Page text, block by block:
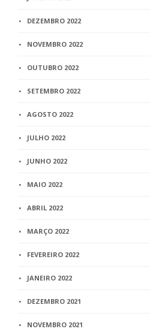
DEZEMBRO 2022
NOVEMBRO 2022
OUTUBRO 2022
SETEMBRO 2022
AGOSTO 2022
JULHO 2022
JUNHO 2022
MAIO 2022
ABRIL 2022
MARÇO 2022
FEVEREIRO 2022
JANEIRO 2022
DEZEMBRO 2021
NOVEMBRO 2021